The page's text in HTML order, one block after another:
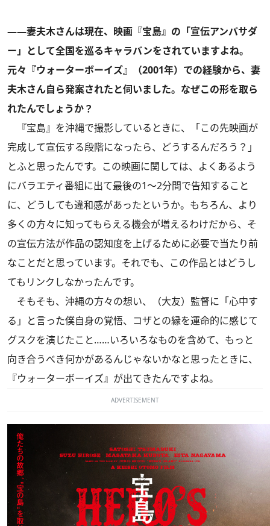
――妻夫木さんは現在、映画『宝島』の「宣伝アンバサダ
ー」として全国を巡るキャラバンをされていますよね。
元々『ウォーターボーイズ』（2001年）での経験から、妻
夫木さん自ら発案されたと伺いました。なぜこの形を取ら
れたんでしょうか？
『宝島』を沖縄で撮影しているときに、「この先映画が
完成して宣伝する段階になったら、どうするんだろう？」
とふと思ったんです。この映画に関しては、よくあるよう
にバラエティ番組に出て最後の1～2分間で告知すること
に、どうしても違和感があったというか。もちろん、より
多くの方々に知ってもらえる機会が増えるわけだから、そ
の宣伝方法が作品の認知度を上げるために必要で当たり前
なことだと思っています。それでも、この作品とはどうし
てもリンクしなかったんです。
そもそも、沖縄の方々の想い、（大友）監督に「心中す
る」と言った僕自身の覚悟、コザとの縁を運命的に感じて
グスクを演じたこと……いろいろなものを含めて、もっと
向き合うべき何かがあるんじゃないかなと思ったときに、
『ウォーターボーイズ』が出てきたんですよね。
ADVERTISEMENT